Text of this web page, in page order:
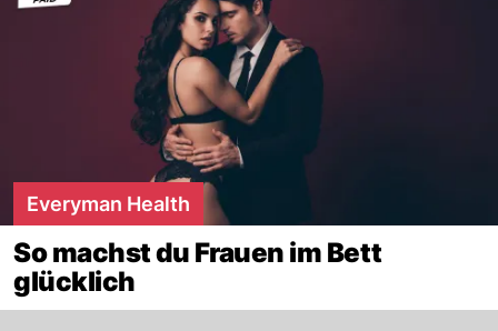
Everyman Health
So machst du Frauen im Bett
glücklich